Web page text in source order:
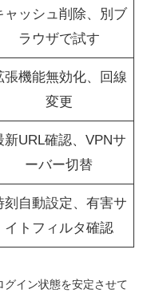
ャッシュ削除、別ブ
ラウザで試す
張機能無効化、回線
変更
新URL確認、VPNサ
ーバー切替
刻自動設定、有害サ
イトフィルタ確認
イン状態を安定させて